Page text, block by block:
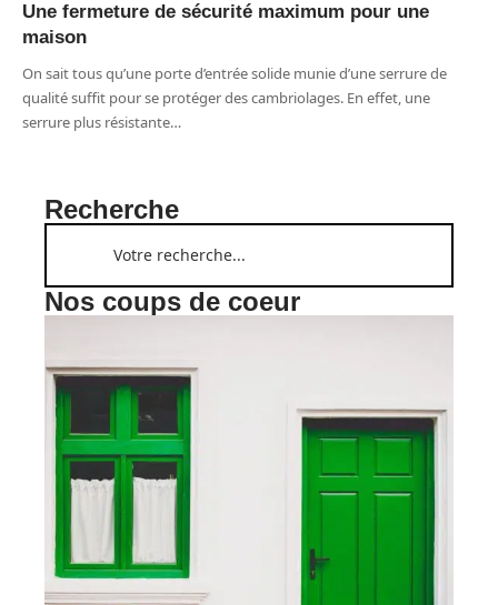
Une fermeture de sécurité maximum pour une
maison
On sait tous qu’une porte d’entrée solide munie d’une serrure de
qualité suffit pour se protéger des cambriolages. En effet, une
serrure plus résistante…
Recherche
Nos coups de coeur